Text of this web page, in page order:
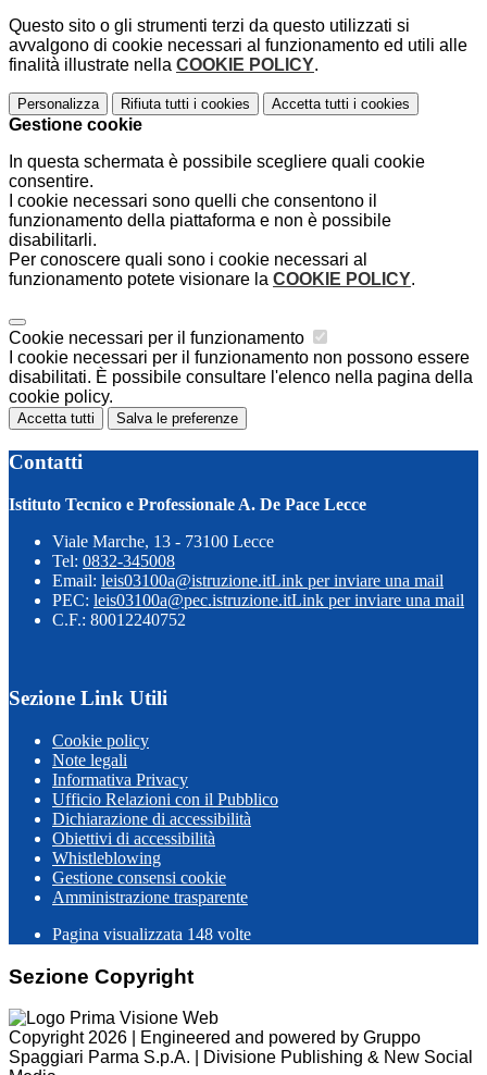
Questo sito o gli strumenti terzi da questo utilizzati si
avvalgono di cookie necessari al funzionamento ed utili alle
finalità illustrate nella COOKIE POLICY.
Personalizza Rifiuta tutti i cookies Accetta tutti i cookies
Gestione cookie
In questa schermata è possibile scegliere quali cookie
consentire.
I cookie necessari sono quelli che consentono il
funzionamento della piattaforma e non è possibile
disabilitarli.
Per conoscere quali sono i cookie necessari al
funzionamento potete visionare la COOKIE POLICY.
Cookie necessari per il funzionamento
I cookie necessari per il funzionamento non possono essere
disabilitati. È possibile consultare l'elenco nella pagina della
cookie policy.
Accetta tutti Salva le preferenze
Contatti
Istituto Tecnico e Professionale A. De Pace Lecce
Viale Marche, 13 - 73100 Lecce
Tel: 0832-345008
Email: leis03100a@istruzione.itLink per inviare una mail
PEC: leis03100a@pec.istruzione.itLink per inviare una mail
C.F.: 80012240752
Sezione Link Utili
Cookie policy
Note legali
Informativa Privacy
Ufficio Relazioni con il Pubblico
Dichiarazione di accessibilità
Obiettivi di accessibilità
Whistleblowing
Gestione consensi cookie
Amministrazione trasparente
Pagina visualizzata 148 volte
Sezione Copyright
Copyright 2026 | Engineered and powered by Gruppo
Spaggiari Parma S.p.A. | Divisione Publishing & New Social